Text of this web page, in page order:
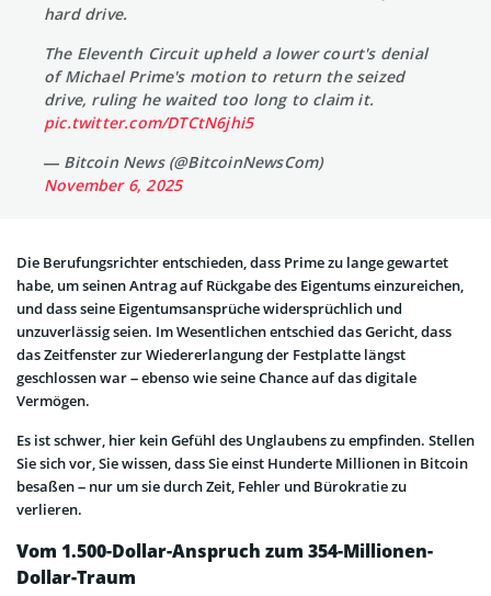
hard drive.
The Eleventh Circuit upheld a lower court's denial
of Michael Prime's motion to return the seized
drive, ruling he waited too long to claim it.
pic.twitter.com/DTCtN6jhi5
— Bitcoin News (@BitcoinNewsCom)
November 6, 2025
Die Berufungsrichter entschieden, dass Prime zu lange gewartet
habe, um seinen Antrag auf Rückgabe des Eigentums einzureichen,
und dass seine Eigentumsansprüche widersprüchlich und
unzuverlässig seien. Im Wesentlichen entschied das Gericht, dass
das Zeitfenster zur Wiedererlangung der Festplatte längst
geschlossen war – ebenso wie seine Chance auf das digitale
Vermögen.
Es ist schwer, hier kein Gefühl des Unglaubens zu empfinden. Stellen
Sie sich vor, Sie wissen, dass Sie einst Hunderte Millionen in Bitcoin
besaßen – nur um sie durch Zeit, Fehler und Bürokratie zu
verlieren.
Vom 1.500-Dollar-Anspruch zum 354-Millionen-
Dollar-Traum